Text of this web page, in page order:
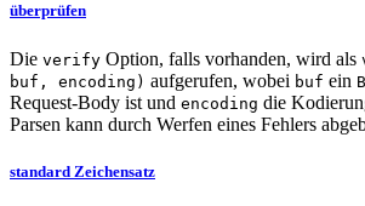
überprüfen
Die verify Option, falls vorhanden, wird als
buf, encoding) aufgerufen, wobei buf ein
Request-Body ist und encoding die
Parsen kann durch Werfen eines Fehlers
standard Zeichensatz